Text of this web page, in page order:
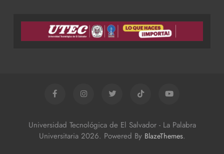
Universidad Tecnológica de El Salvador - La Palabra
Universitaria 2026. Powered By BlazeThemes.